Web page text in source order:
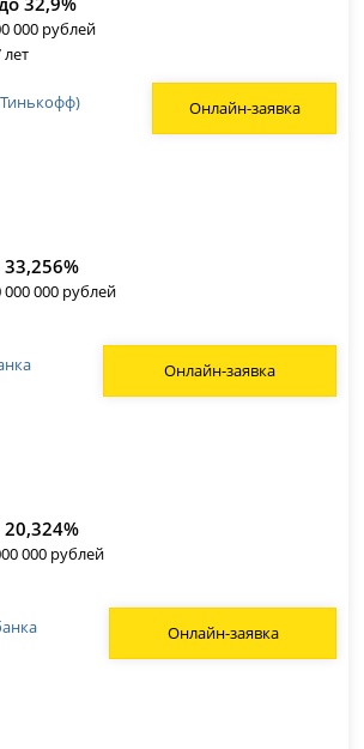
000 рублей
Онлайн-заявка
000 000 рублей
Онлайн-заявка
000 рублей
Онлайн-заявка